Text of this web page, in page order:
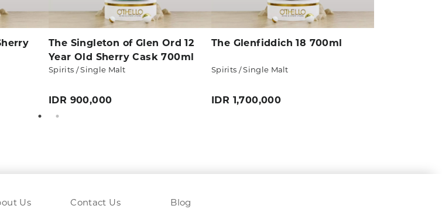
The Singleton of Glen Ord 12
Year Old Sherry Cask 700ml
Spirits / Single Malt
IDR 900,000
The Glenfiddich 18 700ml
Spirits / Single Malt
IDR 1,700,000
Us Contact Us Blog